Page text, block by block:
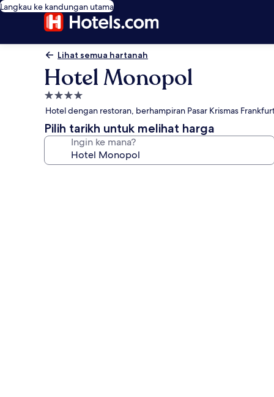
Langkau ke kandungan utama
Lihat semua hartanah
Hotel Monopol
Hartanah
4.0
bintang
Hotel dengan restoran, berhampiran Pasar Krismas
Pilih tarikh untuk melihat harga
Ingin ke mana?